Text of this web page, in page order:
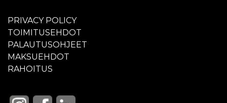
PRIVACY POLICY
TOIMITUSEHDOT
PALAUTUSOHJEET
MAKSUEHDOT
RAHOITUS